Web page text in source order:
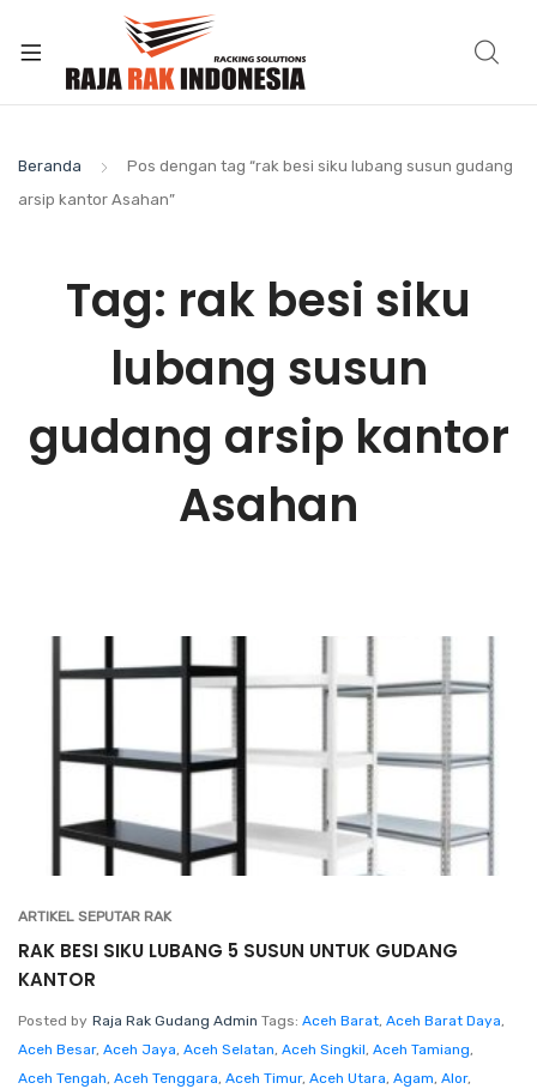
Beranda
Pos dengan tag “rak besi siku lubang susun gudang
arsip kantor Asahan”
Tag: rak besi siku
lubang susun
gudang arsip kantor
Asahan
ARTIKEL SEPUTAR RAK
RAK BESI SIKU LUBANG 5 SUSUN UNTUK GUDANG
KANTOR
Posted by Raja Rak Gudang Admin Tags: Aceh Barat, Aceh Barat Daya,
Aceh Besar, Aceh Jaya, Aceh Selatan, Aceh Singkil, Aceh Tamiang,
Aceh Tengah, Aceh Tenggara, Aceh Timur, Aceh Utara, Agam, Alor,